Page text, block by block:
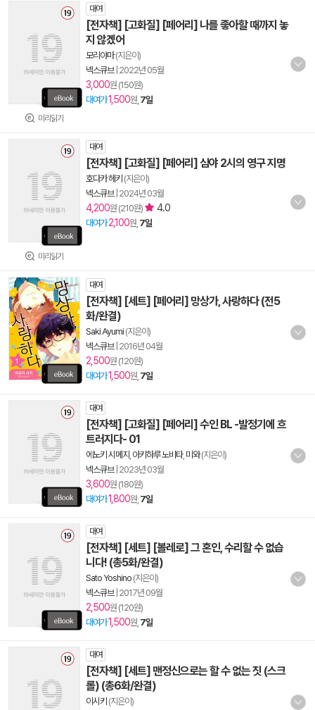
미리읽기
대여
[전자책] [고화질] [페어리] 나를 좋아할 때까지 놓
지 않겠어
모리야마(지은이)
넥스큐브| 2022년 05월
3,000원 (150원)
대여가1,500원, 7일
미리읽기
대여
[전자책] [고화질] [페어리] 심야 2시의 영구 지명
호다카 헤키 (지은이)
넥스큐브| 2024년 03월
4,200원 (210원) 4.0
대여가 2,100원, 7일
대여
[전자책] [세트] [페어리] 망상가, 사랑하다 (전5
화/완결)
Saki Ayumi (지은이)
넥스큐브| 2016년 04월
2,500원 (120원)
대여가1,500원, 7일
대여
[전자책] [고화질] [페어리] 수인 BL -발정기에 흐
트러지다- 01
에노키 시메지 아키하루 노비타, 미와(지은이)
넥스큐브| 2023년 03월
3,600원 (180원)
대여가1,800원, 7일
대여
[전자책] [세트] [볼레로] 그 혼인, 수리할 수 없습
니다! (총5화/완결)
Sato Yoshino (지은이)
넥스큐브| 2017년 09월
2,500원 (120원)
대여가1,500원, 7일
대여
[전자책] [세트] 맨정신으로는 할 수 없는 짓 (스크
롤) (총6화/완결)
이시키 (지은이)